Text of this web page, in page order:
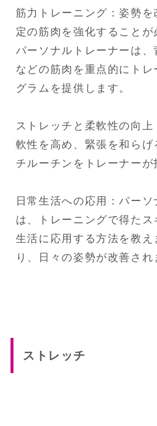
筋力トレーニング：姿勢
定の筋肉を強化することが
パーソナルトレーナーは
などの筋肉を重点的にトレ
グラムを提供します。
ストレッチと柔軟性の向
軟性を高め、緊張を和らげ
チルーチンをトレーナーが
日常生活への応用：パー
は、トレーニングで得たス
生活に応用する方法を教え
り、日々の姿勢が改善され
ストレッチ